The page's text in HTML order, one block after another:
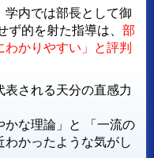
学内では部長として御
ず的を射た指導は、 部
かりやすい」と評判
される天分の直感力
かな理論」と
「一流の
かったような気がし